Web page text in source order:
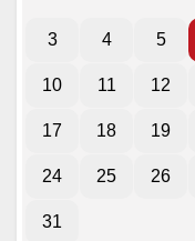
3 4 5
10 11 12
17 18 19
24 25 26
31